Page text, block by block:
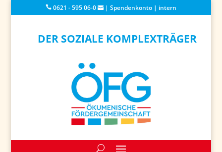
0621 - 595 06-0 | Spendenkonto| intern
DER SOZIALE KOMPLEXTRÄGER